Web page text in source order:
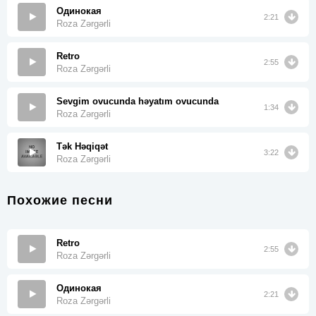
Одинокая
Roza Zərgərli
2:21
Retro
Roza Zərgərli
2:55
Sevgim ovucunda həyatım ovucunda
Roza Zərgərli
1:34
Tək Həqiqət
Roza Zərgərli
3:22
Похожие песни
Retro
Roza Zərgərli
2:55
Одинокая
Roza Zərgərli
2:21